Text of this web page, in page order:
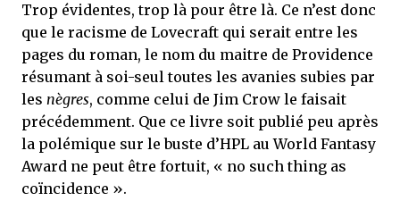
Trop évidentes, trop là pour être là. Ce n’est donc
que le racisme de Lovecraft qui serait entre les
pages du roman, le nom du maitre de Providence
résumant à soi-seul toutes les avanies subies par
les nègres, comme celui de Jim Crow le faisait
précédemment. Que ce livre soit publié peu après
la polémique sur le buste d’HPL au World Fantasy
Award ne peut être fortuit, « no such thing as
coïncidence ».